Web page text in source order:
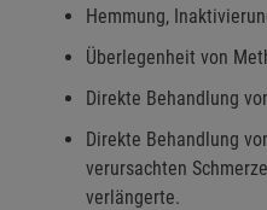
Hemmung,
Überlegenheit von
Direkte Behandlung
Direkte Behandlung
verursachten
verlängerte.